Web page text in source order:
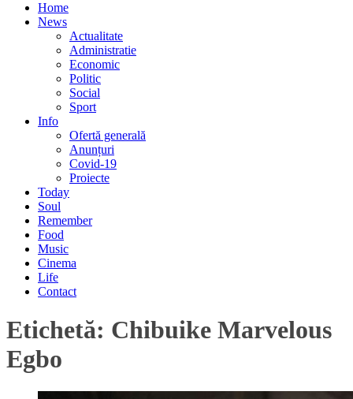
Home
News
Actualitate
Administratie
Economic
Politic
Social
Sport
Info
Ofertă generală
Anunțuri
Covid-19
Proiecte
Today
Soul
Remember
Food
Music
Cinema
Life
Contact
Etichetă: Chibuike Marvelous
Egbo